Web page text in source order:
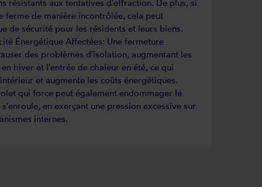
résistants aux tentatives d'effraction. De plus, si
ferme de manière incontrôlée, cela peut
de sécurité pour les résidents et leurs biens.
Énergétique Affectées: Une fermeture
des problèmes d'isolation, augmentant les
hiver et l'entrée de chaleur en été, ce qui
et augmente les coûts énergétiques.
qui force peut également endommager le
en exerçant une pression excessive sur
internes.